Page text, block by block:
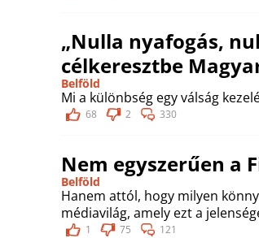
„Nulla nyafogás,
célkeresztbe
Belföld
Mi a különbség egy válság
68 2 330
Nem egyszerűen a
Belföld
Hanem attól, hogy milyen
médiavilág, amely ezt a
1 75 121